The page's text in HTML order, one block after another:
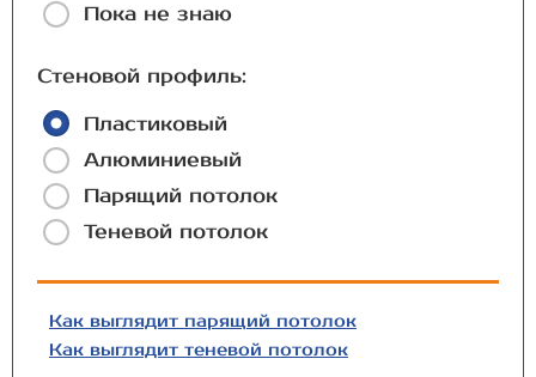
Пока не знаю
Стеновой профиль:
Пластиковый
Алюминиевый
Парящий потолок
Теневой потолок
Как выглядит парящий потолок
Как выглядит теневой потолок